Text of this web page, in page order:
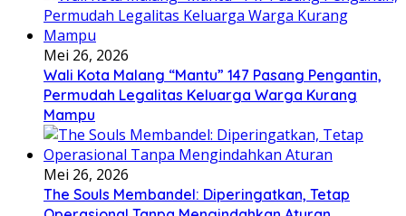
Mei 26, 2026
Wali Kota Malang “Mantu” 147 Pasang Pengantin,
Permudah Legalitas Keluarga Warga Kurang
Mampu
Mei 26, 2026
The Souls Membandel: Diperingatkan, Tetap